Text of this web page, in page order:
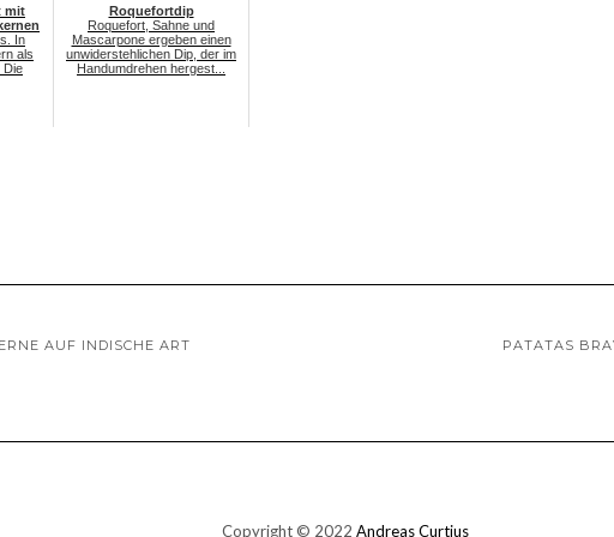
mit
In
als
Die
Roquefortdip
Roquefort, Sahne und
Mascarpone ergeben einen
unwiderstehlichen Dip, der im
Handumdrehen hergest...
AUF INDISCHE ART PATATAS
Copyright © 2022 Andreas Curtius